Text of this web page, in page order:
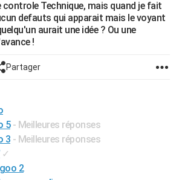
controle Technique, mais quand je fait
defauts qui apparait mais le voyant
aurait une idée ? Ou une
!
Partager
5 - Meilleures réponses
3 - Meilleures réponses
✓
2